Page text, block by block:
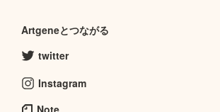
Artgeneとつながる
twitter
Instagram
Note